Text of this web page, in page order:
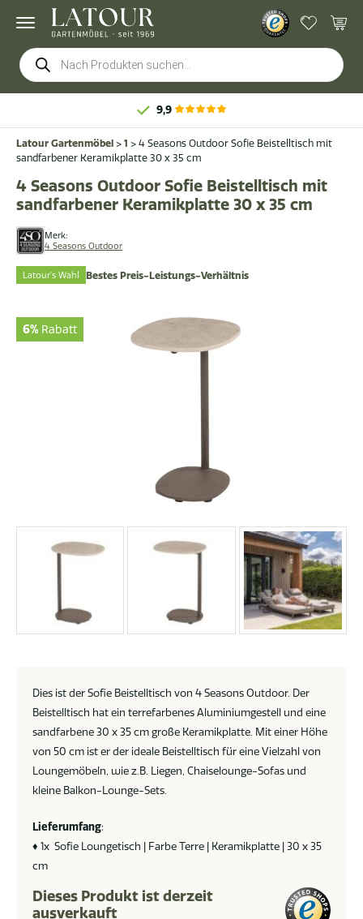
Products
search
9,9
Latour Gartenmöbel > 1 > 4 Seasons Outdoor Sofie Beistelltisch mit
sandfarbener Keramikplatte 30 x 35 cm
Merk:
4 Seasons Outdoor
4 Seasons Outdoor Sofie Beistelltisch mit
sandfarbener Keramikplatte 30 x 35 cm
Latour's Wahl Bestes Preis-Leistungs-Verhältnis
6% Rabatt
Dies ist der Sofie Beistelltisch von 4 Seasons Outdoor. Der
Beistelltisch hat ein terrefarbenes Aluminiumgestell und eine
sandfarbene 30 x 35 cm große Keramikplatte. Mit einer Höhe
von 50 cm ist er der ideale Beistelltisch für eine Vielzahl von
Loungemöbeln, wie z.B. Liegen, Chaiselounge-Sofas und
kleine Balkon-Lounge-Sets.
Lieferumfang:
♦ 1x Sofie Loungetisch | Farbe Terre | Keramikplatte | 30 x 35
cm
Dieses Produkt ist derzeit
ausverkauft